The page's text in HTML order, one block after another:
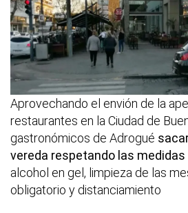
Aprovechando el envión de la
restaurantes en la Ciudad de
gastronómicos de Adrogué
vereda respetando las medidas
alcohol en gel, limpieza de las
obligatorio y distanciamiento